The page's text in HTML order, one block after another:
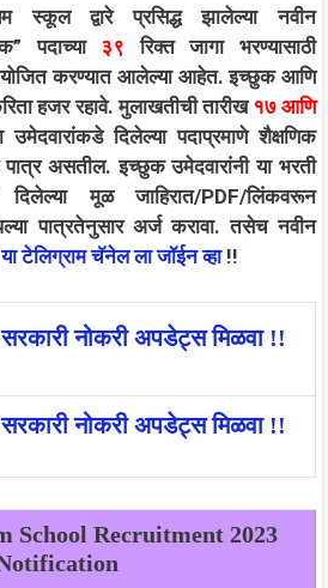
स्कूल द्वारे प्रसिद्ध झालेल्या नवीन
पदाच्या ३९रिक्त जागा भरण्यासाठी
करण्यात आलेल्या आहेत. इच्छुक आणि
हजर रहावे. मुलाखतीची तारीख १७ आणि
दिलेल्या पदाप्रमाणे शैक्षणिक
असतील. इच्छुक उमेदवारांनी या भरती
मूळ जाहिरात/PDF/लिंकवरून
पात्रतेनुसार अर्ज करावा.तसेच नवीन
या टेलिग्राम चॅनेल ला जॉईन व्हा!!
नोकरी अपडेट्स मिळवा !!
नोकरी अपडेट्स मिळवा !!
School Recruitment 2023